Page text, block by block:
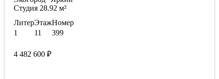
Студия 28.92 м²
Литер
1
Этаж
11
Номер
399
4 482 600 ₽